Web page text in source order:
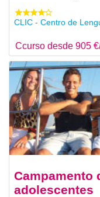
CLIC - Centro de
Ccurso desde 905
Campamento
adolescentes